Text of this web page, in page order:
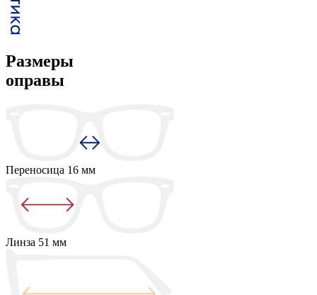
Размеры
оправы
Переносица 16 мм
Линза 51 мм